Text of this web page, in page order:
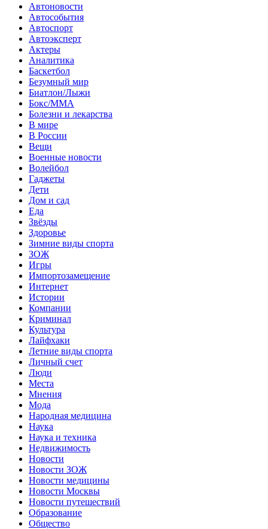
Автоновости
Автособытия
Автоспорт
Автоэксперт
Актеры
Аналитика
Баскетбол
Безумный мир
Биатлон/Лыжи
Бокс/MMA
Болезни и лекарства
В мире
В России
Вещи
Военные новости
Волейбол
Гаджеты
Дети
Дом и сад
Еда
Звёзды
Здоровье
Зимние виды спорта
ЗОЖ
Игры
Импортозамещение
Интернет
Истории
Компании
Криминал
Культура
Лайфхаки
Летние виды спорта
Личный счет
Люди
Места
Мнения
Мода
Народная медицина
Наука
Наука и техника
Недвижимость
Новости
Новости ЗОЖ
Новости медицины
Новости Москвы
Новости путешествий
Образование
Общество